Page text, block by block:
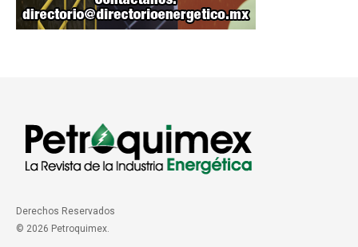
Derechos Reservados
© 2026 Petroquimex.